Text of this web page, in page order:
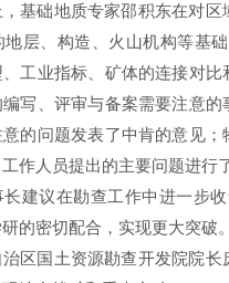
基础地质专家邵积东在对
地层、构造、火山机构等基
工业指标、矿体的连接对
写、评审与备案需要注意
的问题发表了中肯的意见
作人员提出的主要问题进行
长建议在勘查工作中进一步
的密切配合，实现更大突破。
区国土资源勘查开发院院